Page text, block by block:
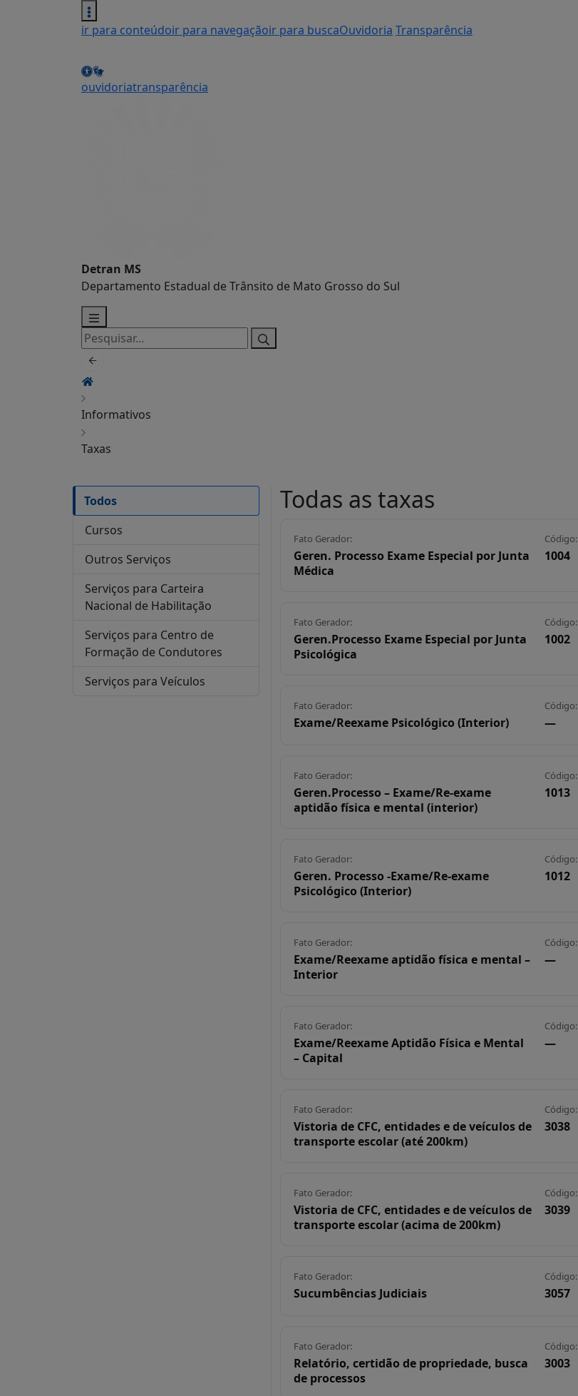
ir para conteúdoir para navegaçãoir para buscaOuvidoria Transparência
ouvidoriatransparência
Detran MS
Departamento Estadual de Trânsito de Mato Grosso do Sul
Pesquisar
por:
Informativos
Taxas
Todos
Cursos
Outros Serviços
Serviços para Carteira
Nacional de Habilitação
Serviços para Centro de
Formação de Condutores
Serviços para Veículos
Todas as taxas
Fato Gerador:
Geren. Processo Exame Especial por Junta
Médica
Código:
1004
Fato Gerador:
Geren.Processo Exame Especial por Junta
Psicológica
Código:
1002
Fato Gerador:
Exame/Reexame Psicológico (Interior)
Código:
—
Fato Gerador:
Geren.Processo – Exame/Re-exame
aptidão física e mental (interior)
Código:
1013
Fato Gerador:
Geren. Processo -Exame/Re-exame
Psicológico (Interior)
Código:
1012
Fato Gerador:
Exame/Reexame aptidão física e mental –
Interior
Código:
—
Fato Gerador:
Exame/Reexame Aptidão Física e Mental
– Capital
Código:
—
Fato Gerador:
Vistoria de CFC, entidades e de veículos de
transporte escolar (até 200km)
Código:
3038
Fato Gerador:
Vistoria de CFC, entidades e de veículos de
transporte escolar (acima de 200km)
Código:
3039
Fato Gerador:
Sucumbências Judiciais
Código:
3057
Fato Gerador:
Relatório, certidão de propriedade, busca
de processos
Código:
3003